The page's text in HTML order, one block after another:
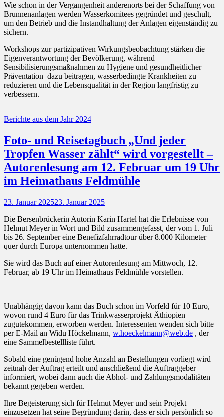
Wie schon in der Vergangenheit anderenorts bei der Schaffung von
Brunnenanlagen werden Wasserkomitees gegründet und geschult,
um den Betrieb und die Instandhaltung der Anlagen eigenständig zu
sichern.
Workshops zur partizipativen Wirkungsbeobachtung stärken die
Eigenverantwortung der Bevölkerung, während
Sensibilisierungsmaßnahmen zu Hygiene und gesundheitlicher
Präventation dazu beitragen, wasserbedingte Krankheiten zu
reduzieren und die Lebensqualität in der Region langfristig zu
verbessern.
Kategorien
Berichte aus dem Jahr 2024
Foto- und Reisetagbuch „Und jeder
Tropfen Wasser zählt“ wird vorgestellt –
Autorenlesung am 12. Februar um 19 Uhr
im Heimathaus Feldmühle
Posted
23. Januar 202523. Januar 2025
Die Bersenbrückerin Autorin Karin Hartel hat die Erlebnisse von
Helmut Meyer in Wort und Bild zusammengefasst, der vom 1. Juli
bis 26. September eine Benefizfahrradtour über 8.000 Kilometer
quer durch Europa unternommen hatte.
Sie wird das Buch auf einer Autorenlesung am Mittwoch, 12.
Februar, ab 19 Uhr im Heimathaus Feldmühle vorstellen.
Unabhängig davon kann das Buch schon im Vorfeld für 10 Euro,
wovon rund 4 Euro für das Trinkwasserprojekt Äthiopien
zugutekommen, erworben werden. Interessenten wenden sich bitte
per E-Mail an Widu Höckelmann, w.hoeckelmann@web.de , der
eine Sammelbestellliste führt.
Sobald eine genügend hohe Anzahl an Bestellungen vorliegt wird
zeitnah der Auftrag erteilt und anschließend die Auftraggeber
informiert, wobei dann auch die Abhol- und Zahlungsmodalitäten
bekannt gegeben werden.
Ihre Begeisterung sich für Helmut Meyer und sein Projekt
einzusetzen hat seine Begründung darin, dass er sich persönlich so